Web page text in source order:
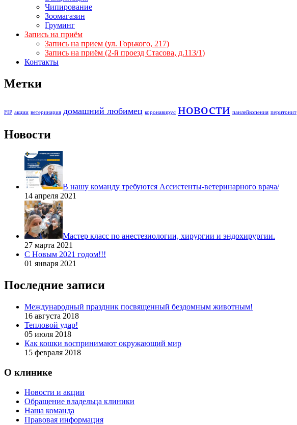
Чипирование
Зоомагазин
Груминг
Запись на приём
Запись на прием (ул. Горького, 217)
Запись на приём (2-й проезд Стасова, д.113/1)
Контакты
Метки
FIP акции ветеринария домашний любимец коронавирус новости панлейкопения перитонит
Новости
В нашу команду требуются Ассистенты-ветеринарного врача/
14 апреля 2021
Мастер класс по анестезиологии, хирургии и эндохирургии.
27 марта 2021
С Новым 2021 годом!!!
01 января 2021
Последние записи
Международный праздник посвященный бездомным животным!
16 августа 2018
Тепловой удар!
05 июля 2018
Как кошки воспринимают окружающий мир
15 февраля 2018
О клинике
Новости и акции
Обращение владельца клиники
Наша команда
Правовая информация